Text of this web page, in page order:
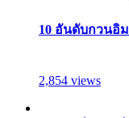
10 อันดับกวนอิ
2,854 views